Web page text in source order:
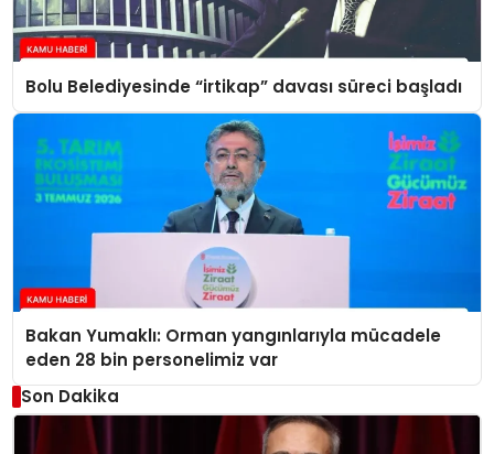
Bolu Belediyesinde “irtikap” davası süreci başladı
Bakan Yumaklı: Orman yangınlarıyla mücadele
eden 28 bin personelimiz var
Son Dakika